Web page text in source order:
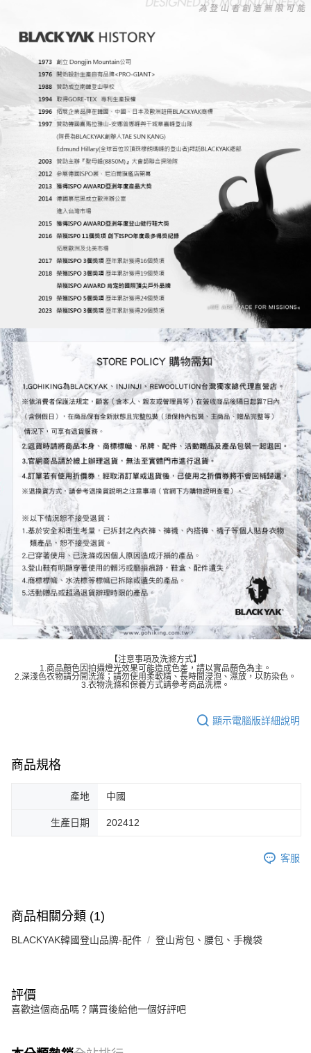
【注意事項及洗滌方式】
1.商品顏色因拍攝燈光效果可能造成色差，請以實品顏色為主。
2.深淺色衣物請分開洗滌；請勿使用柔軟精、長時間浸泡、濕放，以防染色。
3.衣物洗滌和保養方式請參考商品洗標。
顯示電腦版詳細說明
商品規格
產地 中國
生產日期 202412
客服
商品相關分類 (1)
BLACKYAK韓國登山品牌-配件 登山背包、腰包、手機袋
評價
喜歡這個商品嗎？購買後給他一個好評吧